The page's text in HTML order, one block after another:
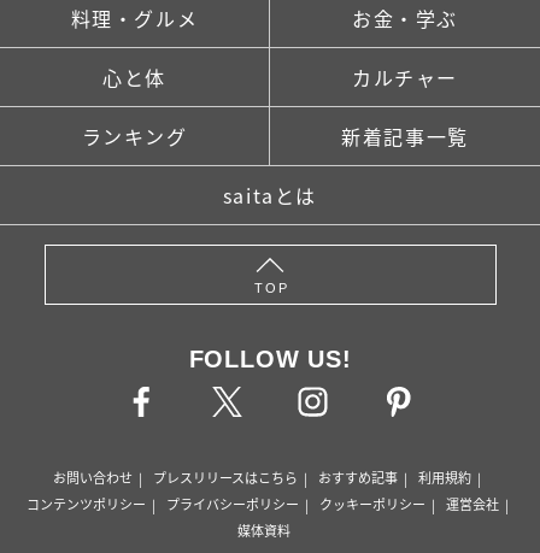
料理・グルメ お金・学ぶ
心と体 カルチャー
ランキング 新着記事一覧
saitaとは
TOP
FOLLOW US!
お問い合わせ プレスリリースはこちら おすすめ記事
利用規約
コンテンツポリシー
プライバシーポリシー クッキーポリシー
運営会社
媒体資料